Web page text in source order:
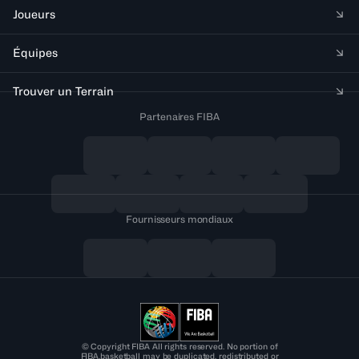
Joueurs
Équipes
Trouver un Terrain
Partenaires FIBA
Fournisseurs mondiaux
© Copyright FIBA All rights reserved. No portion of
FIBA.basketball may be duplicated, redistributed or